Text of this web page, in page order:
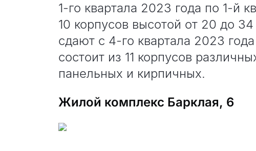
1-го квартала 2023 года по 1-й
10 корпусов высотой от 20 до
сдают с 4-го квартала 2023
состоит из 11 корпусов
панельных и кирпичных.
Жилой комплекс Барклая, 6